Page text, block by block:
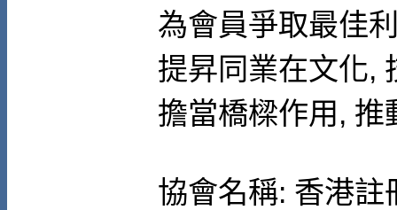
為會員爭取最佳
提昇同業在文化,
擔當橋樑作用,
協會名稱: 香港